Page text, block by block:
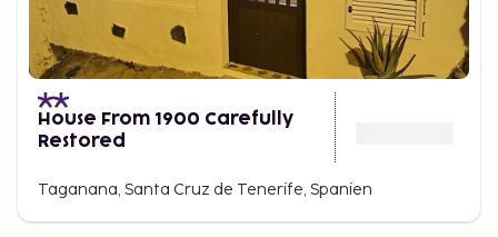
House From 1900 Carefully
Restored
Taganana, Santa Cruz de Tenerife, Spanien